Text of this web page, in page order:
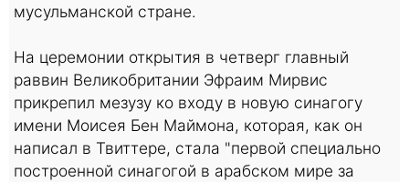
мусульманской стране.
На церемонии открытия в четверг главный
раввин Великобритании Эфраим Мирвис
прикрепил мезузу ко входу в новую синагогу
имени Моисея Бен Маймона, которая, как он
написал в Твиттере, стала "первой специально
построенной синагогой в арабском мире за